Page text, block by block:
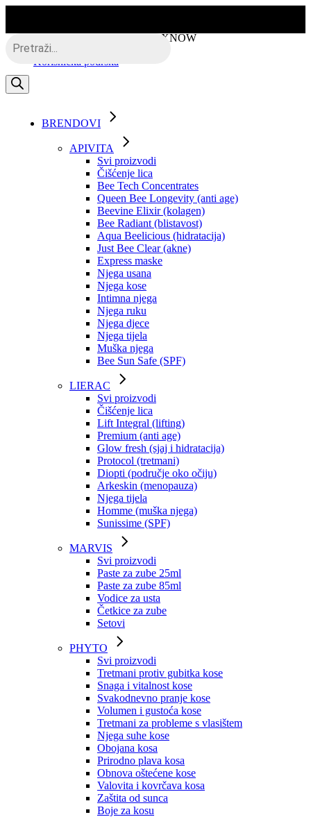
the
content
Besplatna dostava putem BOXNOW
Korisnička podrška
search
BRENDOVI
APIVITA
Svi proizvodi
Čišćenje lica
Bee Tech Concentrates
Queen Bee Longevity (anti age)
Beevine Elixir (kolagen)
Bee Radiant (blistavost)
Aqua Beelicious (hidratacija)
Just Bee Clear (akne)
Express maske
Njega usana
Njega kose
Intimna njega
Njega ruku
Njega djece
Njega tijela
Muška njega
Bee Sun Safe (SPF)
LIERAC
Svi proizvodi
Čišćenje lica
Lift Integral (lifting)
Premium (anti age)
Glow fresh (sjaj i hidratacija)
Protocol (tretmani)
Diopti (područje oko očiju)
Arkeskin (menopauza)
Njega tijela
Homme (muška njega)
Sunissime (SPF)
MARVIS
Svi proizvodi
Paste za zube 25ml
Paste za zube 85ml
Vodice za usta
Četkice za zube
Setovi
PHYTO
Svi proizvodi
Tretmani protiv gubitka kose
Snaga i vitalnost kose
Svakodnevno pranje kose
Volumen i gustoća kose
Tretmani za probleme s vlasištem
Njega suhe kose
Obojana kosa
Prirodno plava kosa
Obnova oštećene kose
Valovita i kovrčava kosa
Zaštita od sunca
Boje za kosu